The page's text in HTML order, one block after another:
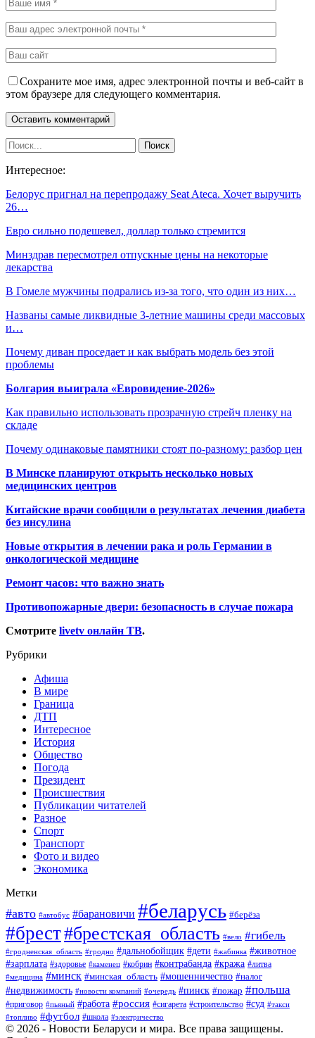
Сохраните мое имя, адрес электронной почты и веб-сайт в
этом браузере для следующего комментария.
Интересное:
Белорус пригнал на перепродажу Seat Ateca. Хочет выручить
26…
Евро сильно подешевел, доллар только стремится
Минздрав пересмотрел отпускные цены на некоторые
лекарства
В Гомеле мужчины подрались из-за того, что один из них…
Названы самые ликвидные 3-летние машины среди массовых
и…
Почему диван проседает и как выбрать модель без этой
проблемы
Болгария выиграла «Евровидение-2026»
Как правильно использовать прозрачную стрейч пленку на
складе
Почему одинаковые памятники стоят по-разному: разбор цен
В Минске планируют открыть несколько новых
медицинских центров
Китайские врачи сообщили о результатах лечения диабета
без инсулина
Новые открытия в лечении рака и роль Германии в
онкологической медицине
Ремонт часов: что важно знать
Противопожарные двери: безопасность в случае пожара
Смотрите livetv онлайн ТВ.
Рубрики
Афиша
В мире
Граница
ДТП
Интересное
История
Общество
Погода
Президент
Происшествия
Публикации читателей
Разное
Спорт
Транспорт
Фото и видео
Экономика
Метки
#авто #автобус #барановичи #беларусь #берёза
#брест#брестская_область #вело #гибель
#гродненская_область #гродно #дальнобойщик #дети #жабинка #животное
#зарплата #здоровье #каменец #кобрин #контрабанда #кража #литва
#медицина #минск #минская_область #мошенничество #налог
#недвижимость #новости компаний #очередь #пинск #пожар #польша
#приговор #пьяный #работа #россия #сигарета #строительство #суд #такси
#топливо #футбол #школа #электричество
© 2026 - Новости Беларуси и мира. Все права защищены.